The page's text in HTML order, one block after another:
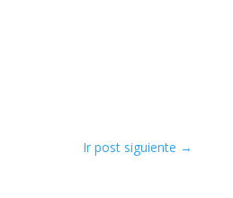
Ir post siguiente →